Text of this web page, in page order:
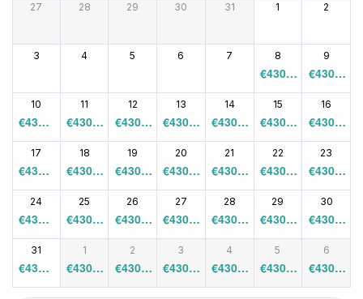
27 28 29 30 31 1 2
3 4 5 6 7 8
€430.0
0
9
€430.0
0
10
€430.0
0
11
€430.0
0
12
€430.0
0
13
€430.0
0
14
€430.0
0
15
€430.0
0
16
€430.0
0
17
€430.0
0
18
€430.0
0
19
€430.0
0
20
€430.0
0
21
€430.0
0
22
€430.0
0
23
€430.0
0
24
€430.0
0
25
€430.0
0
26
€430.0
0
27
€430.0
0
28
€430.0
0
29
€430.0
0
30
€430.0
0
31
€430.0
0
1
€430.0
0
2
€430.0
0
3
€430.0
0
4
€430.0
0
5
€430.0
0
6
€430.0
0